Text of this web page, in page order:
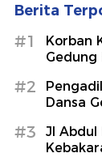
Berita
#1
Korban
Gedung
#2
Dansa
#3
Jl Abdul